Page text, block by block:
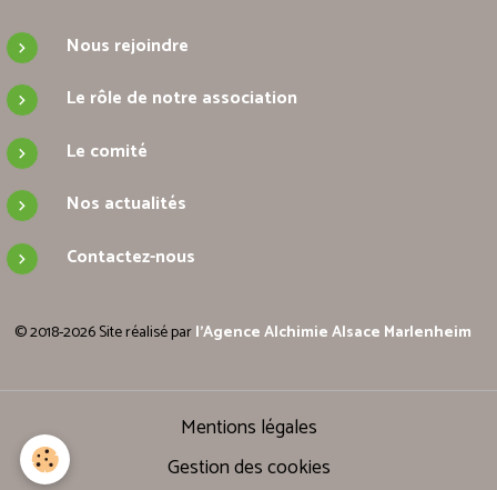
Nous rejoindre
Le rôle de notre association
Le comité
Nos actualités
Contactez-nous
© 2018-2026 Site réalisé parl'Agence Alchimie Alsace Marlenheim
Mentions légales
Gestion des cookies